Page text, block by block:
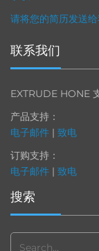
请将您的简历发送
联系我们
EXTRUDE HONE
产品支持：
电子邮件 | 致电
订购支持：
电子邮件 | 致电
搜索
Search